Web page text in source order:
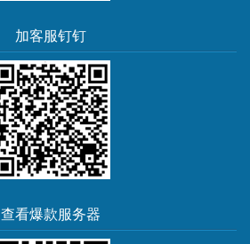
加客服钉钉
查看爆款服务器